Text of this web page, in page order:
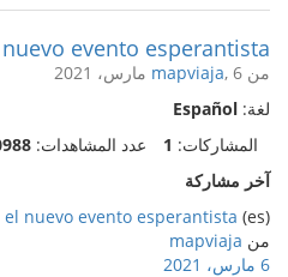
evento esperantista
من mapviaja, 6 مارس، 2021
لغة: Español
المشاركات: 1 عدد المشاهدات:
آخر مشاركة
(es)
el nuevo evento esperantista
من mapviaja
6 مارس، 2021